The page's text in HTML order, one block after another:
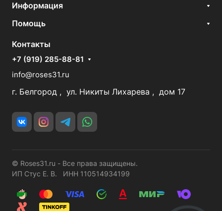
Информация
Помощь
Контакты
+7 (919) 285-88-81
info@roses31.ru
г. Белгород , ул. Никиты Лихарева , дом 17
© Roses31.ru - Все права защищены.
ИП Стус Е. В. ИНН 110514934199